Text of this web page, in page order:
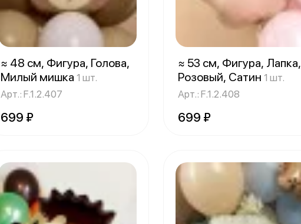
≈ 48 см, Фигура, Голова,
Милый мишка 1 шт.
Арт.: F.1.2.407
699 ₽
≈ 53 см, Фигура, Лапка,
Розовый, Сатин 1 шт.
Арт.: F.1.2.408
699 ₽